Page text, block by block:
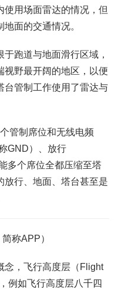
使用场面雷达的情况，但
面的交通情况。
跑道与地面滑行区域，
视野最开阔的地区，以便
台管制工作使用了雷达与
管制席位和无线电频
GND）、放行
多个席位全都压缩至塔
放行、地面、塔台甚至是
称APP）
念，飞行高度层（Flight
例如飞行高度层八千四